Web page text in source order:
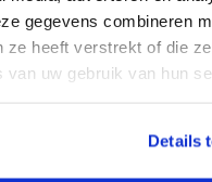
gegevens combineren
ze heeft verstrekt of die
uw gebruik van hun
Details